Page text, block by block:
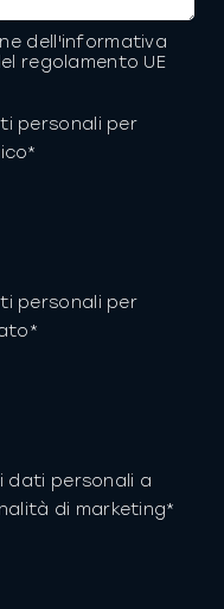
dell'informativa
regolamento UE
personali per
personali per
dati personali a
di marketing*